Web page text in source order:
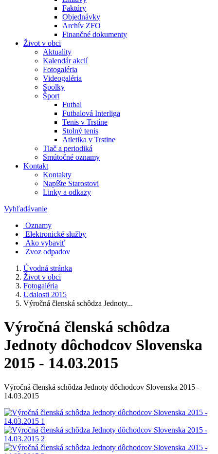
Faktúry
Objednávky
Archív ZFO
Finančné dokumenty
Život v obci
Aktuality
Kalendár akcií
Fotogaléria
Videogaléria
Spolky
Šport
Futbal
Futbalová Interliga
Tenis v Trstíne
Stolný tenis
Atletika v Trstine
Tlač a periodiká
Smútočné oznamy
Kontakt
Kontakty
Napíšte Starostovi
Linky a odkazy
Vyhľadávanie
Oznamy
Elektronické služby
Ako vybaviť
Zvoz odpadov
Úvodná stránka
Život v obci
Fotogaléria
Udalosti 2015
Výročná členská schôdza Jednoty...
Výročná členská schôdza
Jednoty dôchodcov Slovenska
2015 - 14.03.2015
Výročná členská schôdza Jednoty dôchodcov Slovenska 2015 -
14.03.2015